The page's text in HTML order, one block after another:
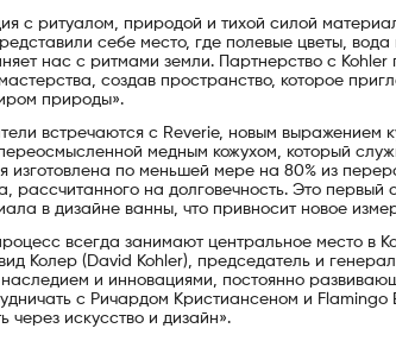
с ритуалом, природой и тихой силой
себе место, где полевые цветы, вода
нас с ритмами земли. Партнерство с
создав пространство, которое
природы».
встречаются с Reverie, новым выражением
медным кожухом, который
изготовлена по меньшей мере на 80% из
рассчитанного на долговечность. Это первый
в дизайне ванны, что привносит новое
всегда занимают центральное место в
Колер (David Kohler), председатель и
и инновациями, постоянно
с Ричардом Кристиансеном и
через искусство и дизайн».